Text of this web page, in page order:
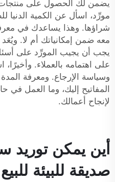
يضمن لك الحصول على منتجات
مورِّد، اسأل عن الكمية الدنيا
شراؤها. وهذا يساعدك في
معه ضمن إمكانياتك أم لا. ويُعَد
يجب أن يجيب المورِّد على
على اهتمامه بالعملاء.
وسياسة الإرجاع. ومعرفة
المفاتيح إليك، وما العمل
لإنجاح أعمالك.
أين يمكن توريد
صديقة للبيئة